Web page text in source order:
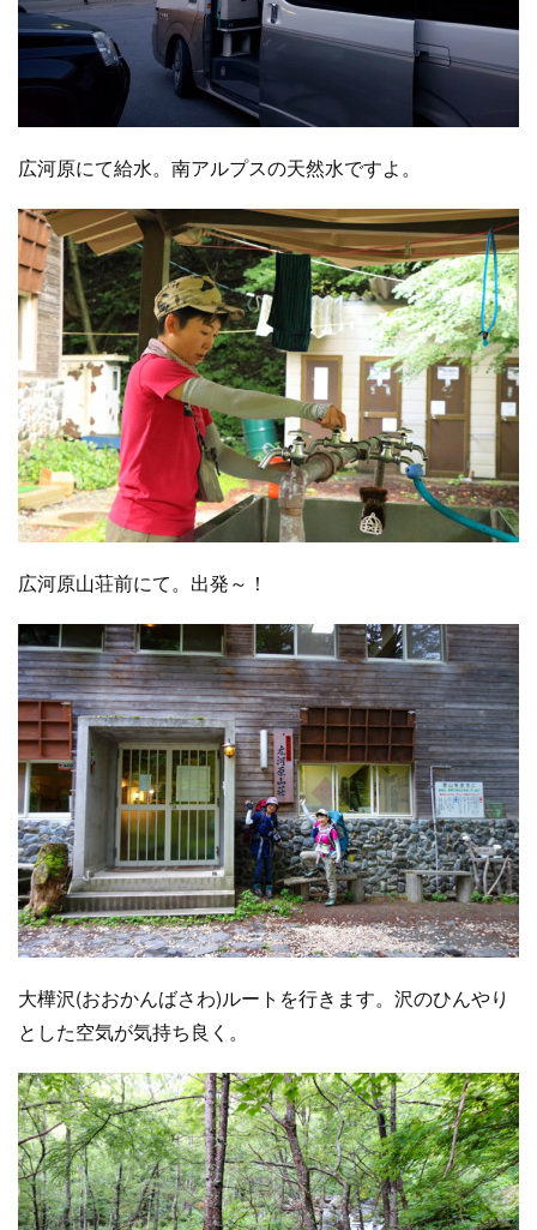
広河原にて給水。南アルプスの天然水ですよ。
広河原山荘前にて。出発～！
大樺沢(おおかんばさわ)ルートを行きます。沢のひんやり
とした空気が気持ち良く。